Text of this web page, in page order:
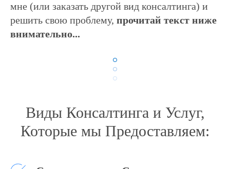
мне (или заказать другой вид консалтинга) и
решить свою проблему, прочитай текст ниже
внимательно...
Виды Консалтинга и Услуг,
Которые мы Предоставляем: